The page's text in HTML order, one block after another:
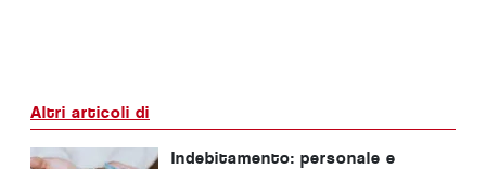
Altri articoli di
Indebitamento: personale e